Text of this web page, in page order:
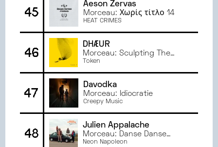
45
Aeson Zervas
Morceau: Χωρίς τίτλο 14
HEAT CRIMES
46
DHÆÜR
Morceau: Sculpting The
Mind
Token
47
Davodka
Morceau: Idiocratie
Creepy Music
48
Julien Appalache
Morceau: Danse Danse
Danse
Neon Napoleon